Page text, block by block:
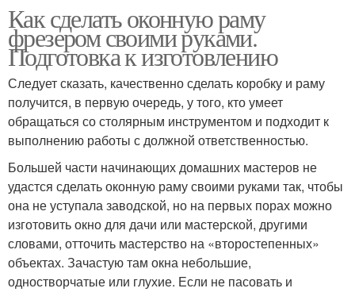
Как сделать оконную раму
фрезером своими руками.
Подготовка к изготовлению
Следует сказать, качественно сделать коробку и раму
получится, в первую очередь, у того, кто умеет
обращаться со столярным инструментом и подходит к
выполнению работы с должной ответственностью.
Большей части начинающих домашних мастеров не
удастся сделать оконную раму своими руками так, чтобы
она не уступала заводской, но на первых порах можно
изготовить окно для дачи или мастерской, другими
словами, отточить мастерство на «второстепенных»
объектах. Зачастую там окна небольшие,
одностворчатые или глухие. Если не пасовать и